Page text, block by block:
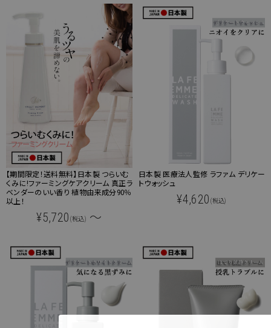
【期間限定！送料無料】日本製 つらいむ
くみに!ファーミングケアクリーム 真正ラ
ベンダーのいい香り 植物由来成分90％
以上！
¥5,720 (税込) ～
日本製 医療法人監修 ラファム デリケー
トウォッシュ
¥4,620 (税込)